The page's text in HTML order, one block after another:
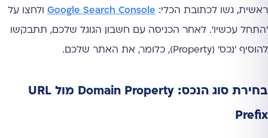
ראשית, גשו לכתובת הכלי: Google Search Console ולחצו על
'התחל עכשיו'. לאחר הכניסה עם חשבון הגוגל שלכם, תתבקשו
להוסיף 'נכס' (Property), כלומר, את האתר שלכם.
בחירת סוג הנכס: Domain Property מול URL
Prefix